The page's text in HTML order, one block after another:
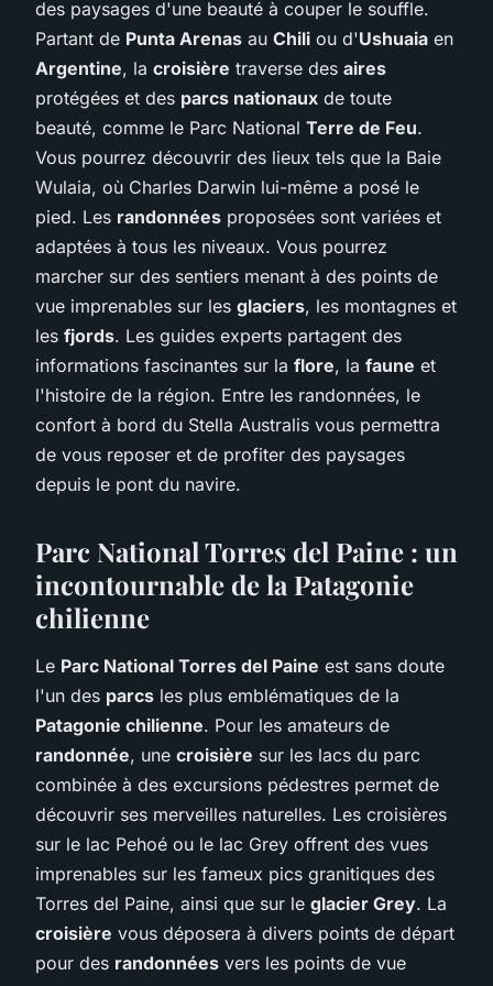
des paysages d'une beauté à couper le souffle.
Partant de Punta Arenas au Chili ou d'Ushuaia en
Argentine, la croisière traverse des aires
protégées et des parcs nationaux de toute
beauté, comme le Parc National Terre de Feu.
Vous pourrez découvrir des lieux tels que la Baie
Wulaia, où Charles Darwin lui-même a posé le
pied. Les randonnées proposées sont variées et
adaptées à tous les niveaux. Vous pourrez
marcher sur des sentiers menant à des points de
vue imprenables sur les glaciers, les montagnes et
les fjords. Les guides experts partagent des
informations fascinantes sur la flore, la faune et
l'histoire de la région. Entre les randonnées, le
confort à bord du Stella Australis vous permettra
de vous reposer et de profiter des paysages
depuis le pont du navire.
Parc National Torres del Paine : un
incontournable de la Patagonie
chilienne
Le Parc National Torres del Paine est sans doute
l'un des parcs les plus emblématiques de la
Patagonie chilienne. Pour les amateurs de
randonnée, une croisière sur les lacs du parc
combinée à des excursions pédestres permet de
découvrir ses merveilles naturelles. Les croisières
sur le lac Pehoé ou le lac Grey offrent des vues
imprenables sur les fameux pics granitiques des
Torres del Paine, ainsi que sur le glacier Grey. La
croisière vous déposera à divers points de départ
pour des randonnées vers les points de vue